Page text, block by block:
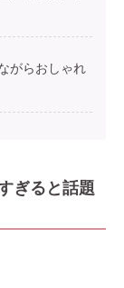
がらおしゃれ
ぎると話題